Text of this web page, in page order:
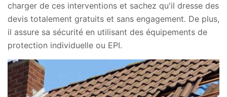
charger de ces interventions et sachez qu'il dresse des
devis totalement gratuits et sans engagement. De plus,
il assure sa sécurité en utilisant des équipements de
protection individuelle ou EPI.